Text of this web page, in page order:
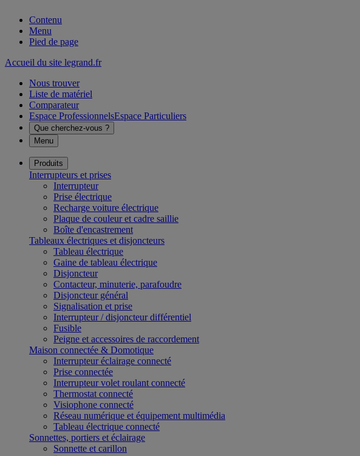
Contenu
Menu
Pied de page
Accueil du site legrand.fr
Nous trouver
Liste de matériel
Comparateur
Espace ProfessionnelsEspace Particuliers
Que cherchez-vous ?
Menu
Produits
Interrupteurs et prises
Interrupteur
Prise électrique
Recharge voiture électrique
Plaque de couleur et cadre saillie
Boîte d'encastrement
Tableaux électriques et disjoncteurs
Tableau électrique
Gaine de tableau électrique
Disjoncteur
Contacteur, minuterie, parafoudre
Disjoncteur général
Signalisation et prise
Interrupteur / disjoncteur différentiel
Fusible
Peigne et accessoires de raccordement
Maison connectée & Domotique
Interrupteur éclairage connecté
Prise connectée
Interrupteur volet roulant connecté
Thermostat connecté
Visiophone connecté
Réseau numérique et équipement multimédia
Tableau électrique connecté
Sonnettes, portiers et éclairage
Sonnette et carillon